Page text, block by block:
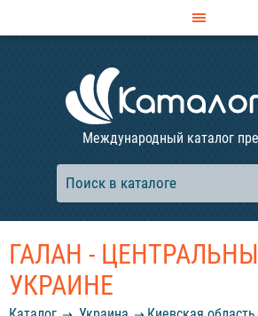
Международный каталог
ГАЛАН -
УКРАИНЕ